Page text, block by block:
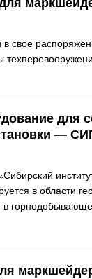
для
—
в области
в